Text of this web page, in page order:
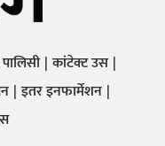
कांटेक्ट उस
इतर इनफार्मेशन